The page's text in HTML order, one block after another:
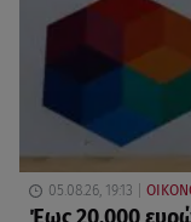
05.08.26, 19:13